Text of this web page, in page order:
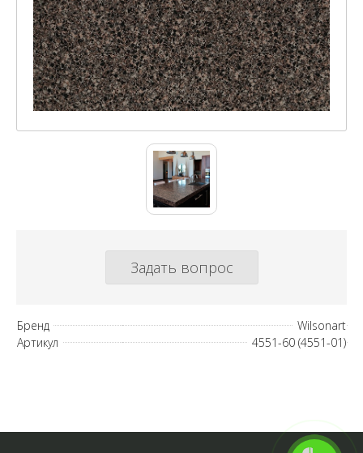
Задать вопрос
Бренд
Wilsonart
Артикул
4551-60 (4551-01)